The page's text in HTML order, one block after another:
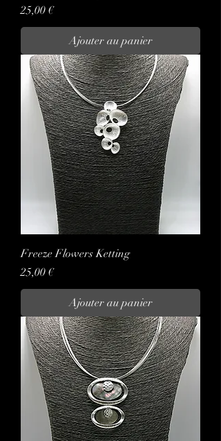
Prix
25,00 €
Ajouter au panier
Freeze Flowers Ketting
Prix
25,00 €
Ajouter au panier